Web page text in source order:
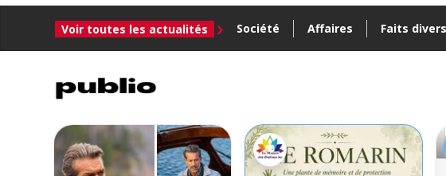
Voir toutes les actualités Société Affaires Faits divers